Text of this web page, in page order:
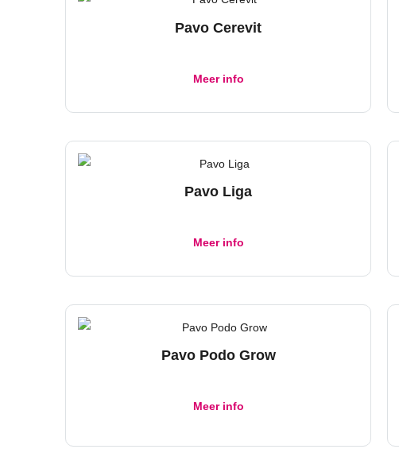
Pavo Cerevit
Meer info
Pavo Liga
Meer info
Pavo Podo Grow
Meer info